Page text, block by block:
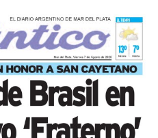
de trabajadores y